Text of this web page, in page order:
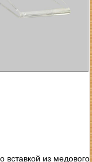
вставкой из медового